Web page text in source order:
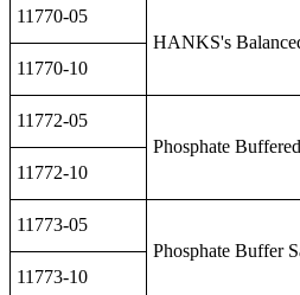
11770-05
HANKS's
11770-10
11772-05
Phosphate
11772-10
11773-05
Phosphate Buffer
11773-10